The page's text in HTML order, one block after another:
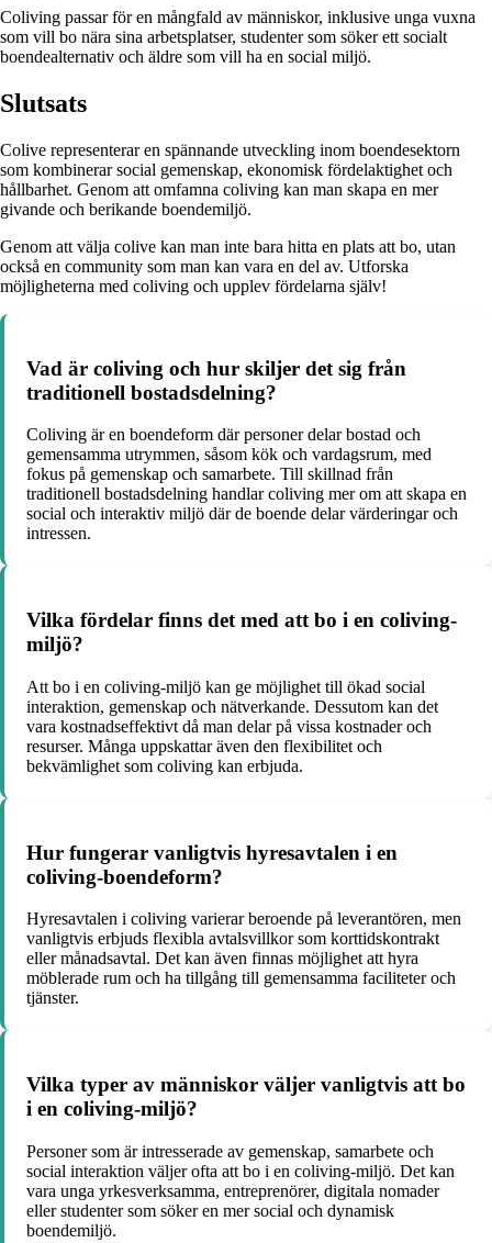
Coliving passar för en mångfald av människor, inklusive unga vuxna
som vill bo nära sina arbetsplatser, studenter som söker ett socialt
boendealternativ och äldre som vill ha en social miljö.
Slutsats
Colive representerar en spännande utveckling inom boendesektorn
som kombinerar social gemenskap, ekonomisk fördelaktighet och
hållbarhet. Genom att omfamna coliving kan man skapa en mer
givande och berikande boendemiljö.
Genom att välja colive kan man inte bara hitta en plats att bo, utan
också en community som man kan vara en del av. Utforska
möjligheterna med coliving och upplev fördelarna själv!
Vad är coliving och hur skiljer det sig från
traditionell bostadsdelning?
Coliving är en boendeform där personer delar bostad och
gemensamma utrymmen, såsom kök och vardagsrum, med
fokus på gemenskap och samarbete. Till skillnad från
traditionell bostadsdelning handlar coliving mer om att skapa en
social och interaktiv miljö där de boende delar värderingar och
intressen.
Vilka fördelar finns det med att bo i en coliving-
miljö?
Att bo i en coliving-miljö kan ge möjlighet till ökad social
interaktion, gemenskap och nätverkande. Dessutom kan det
vara kostnadseffektivt då man delar på vissa kostnader och
resurser. Många uppskattar även den flexibilitet och
bekvämlighet som coliving kan erbjuda.
Hur fungerar vanligtvis hyresavtalen i en
coliving-boendeform?
Hyresavtalen i coliving varierar beroende på leverantören, men
vanligtvis erbjuds flexibla avtalsvillkor som korttidskontrakt
eller månadsavtal. Det kan även finnas möjlighet att hyra
möblerade rum och ha tillgång till gemensamma faciliteter och
tjänster.
Vilka typer av människor väljer vanligtvis att bo
i en coliving-miljö?
Personer som är intresserade av gemenskap, samarbete och
social interaktion väljer ofta att bo i en coliving-miljö. Det kan
vara unga yrkesverksamma, entreprenörer, digitala nomader
eller studenter som söker en mer social och dynamisk
boendemiljö.